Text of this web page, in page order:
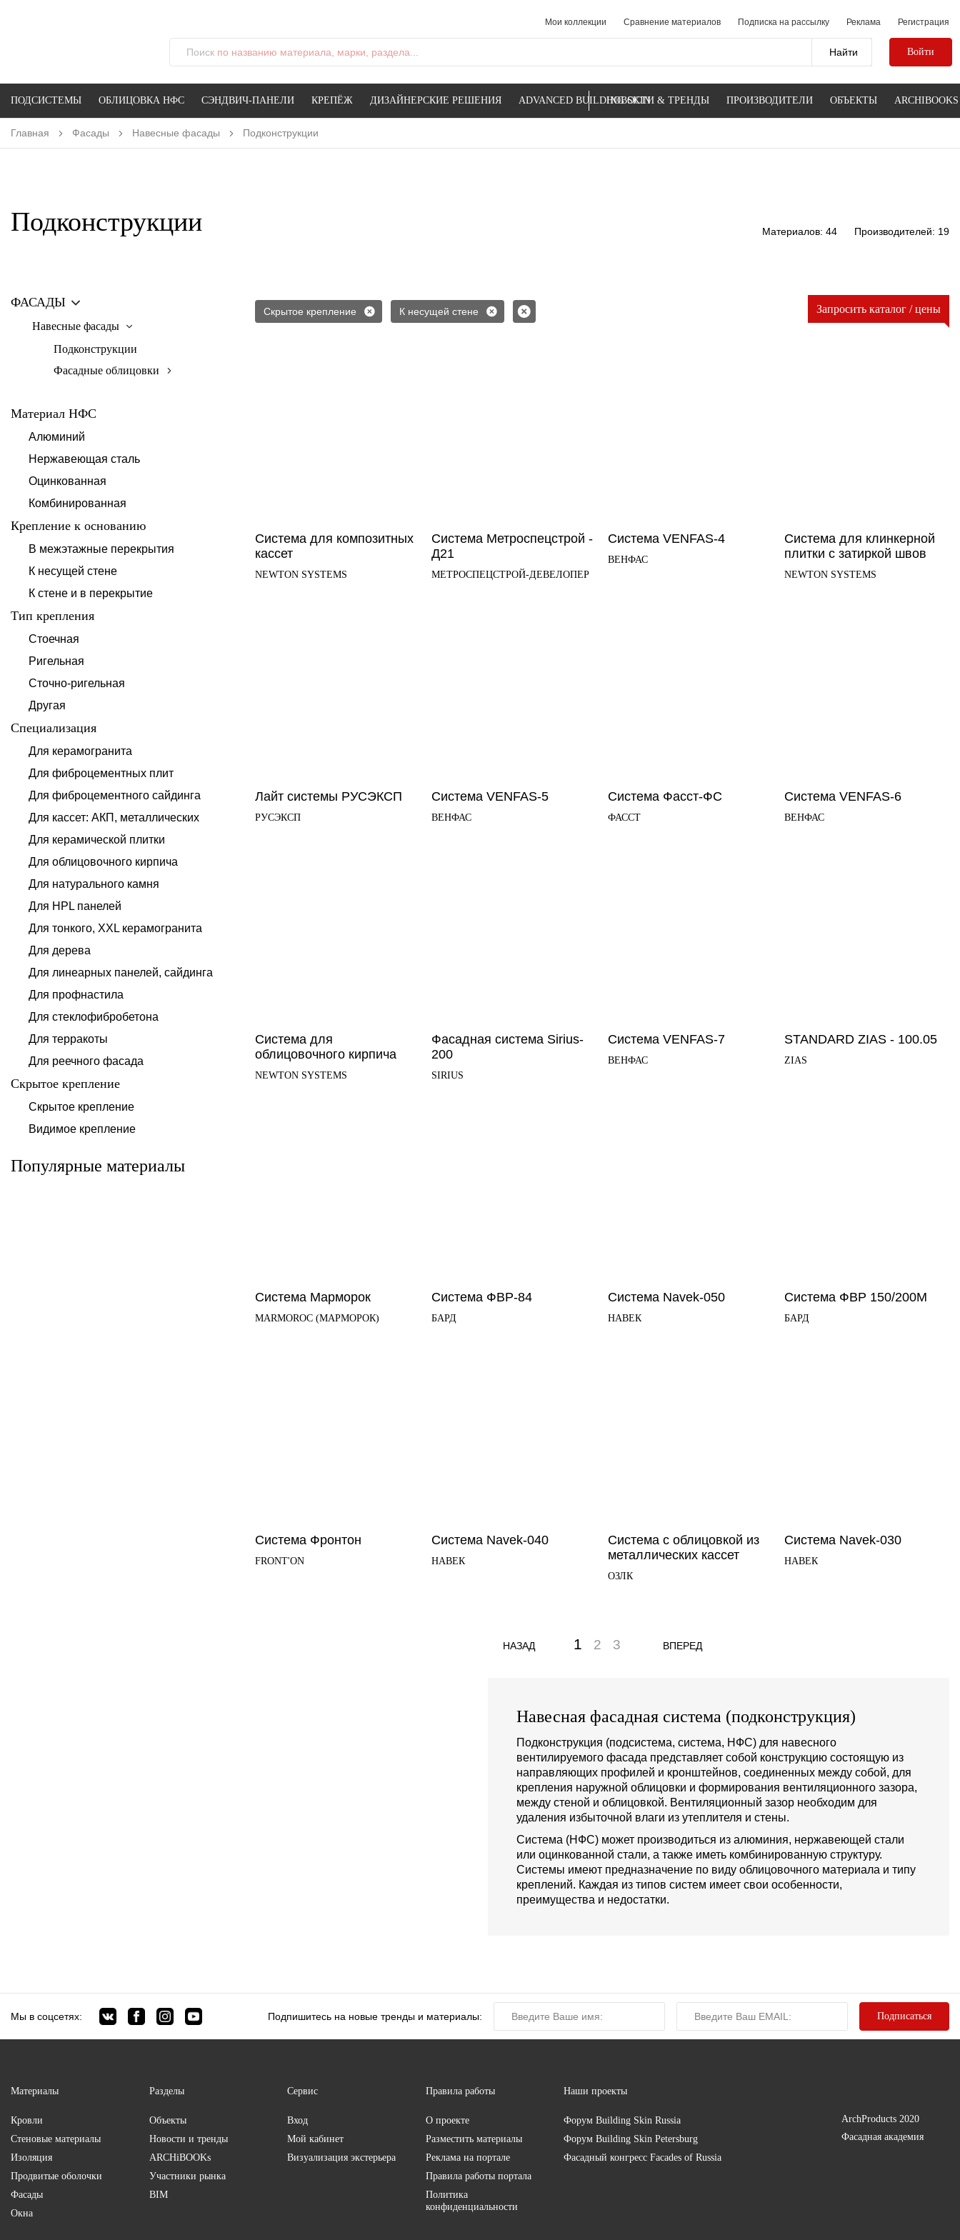
Мои коллекции Сравнение материалов Подписка на рассылку Реклама Регистрация
Поиск по названию материала, марки, раздела... Войти
ПОДСИСТЕМЫ ОБЛИЦОВКА НФС СЭНДВИЧ-ПАНЕЛИ КРЕПЁЖ ДИЗАЙНЕРСКИЕ РЕШЕНИЯ ADVANCED BUILDING SKINНОВОСТИ & ТРЕНДЫ ПРОИЗВОДИТЕЛИ ОБЪЕКТЫ ARCHIBOOKS
Главная Фасады Навесные фасады Подконструкции
Подконструкции Материалов: 44 Производителей: 19
ФАСАДЫ
Навесные фасады
Подконструкции
Фасадные облицовки
Материал НФС
Алюминий
Нержавеющая сталь
Оцинкованная
Комбинированная
Крепление к основанию
В межэтажные перекрытия
К несущей стене
К стене и в перекрытие
Тип крепления
Стоечная
Ригельная
Сточно-ригельная
Другая
Специализация
Для керамогранита
Для фиброцементных плит
Для фиброцементного сайдинга
Для кассет: АКП, металлических
Для керамической плитки
Для облицовочного кирпича
Для натурального камня
Для HPL панелей
Для тонкого, XXL керамогранита
Для дерева
Для линеарных панелей, сайдинга
Для профнастила
Для стеклофибробетона
Для терракоты
Для реечного фасада
Скрытое крепление
Скрытое крепление
Видимое крепление
Популярные материалы
Система для
облицовки
клинкерными
плитками «под
Альтернатива
Альтернатива
Скрытое крепление К несущей стене Запросить каталог / цены
Система для композитных
кассет
NEWTON SYSTEMS
Система Метроспецстрой -
Д21
МЕТРОСПЕЦСТРОЙ-ДЕВЕЛОПЕР
Система VENFAS-4
ВЕНФАС
Система для клинкерной
плитки с затиркой швов
NEWTON SYSTEMS
Лайт системы РУСЭКСП
РУСЭКСП
Система VENFAS-5
ВЕНФАС
Система Фасст-ФС
ФАССТ
Система VENFAS-6
ВЕНФАС
Система для
облицовочного кирпича
NEWTON SYSTEMS
Фасадная система Sirius-
200
SIRIUS
Система VENFAS-7
ВЕНФАС
STANDARD ZIAS - 100.05
ZIAS
Система Марморок
MARMOROC (МАРМОРОК)
Система ФВР-84
БАРД
Система Navek-050
НАВЕК
Система ФВР 150/200М
БАРД
Система Фронтон
FRONT'ON
Система Navek-040
НАВЕК
Система с облицовкой из
металлических кассет
ОЗЛК
Система Navek-030
НАВЕК
НАЗАД 1 2 3 ВПЕРЕД
Навесная фасадная система (подконструкция)
Подконструкция (подсистема, система, НФС) для навесного
вентилируемого фасада представляет собой конструкцию состоящую из
направляющих профилей и кронштейнов, соединенных между собой, для
крепления наружной облицовки и формирования вентиляционного зазора,
между стеной и облицовкой. Вентиляционный зазор необходим для
удаления избыточной влаги из утеплителя и стены.
Система (НФС) может производиться из алюминия, нержавеющей стали
или оцинкованной стали, а также иметь комбинированную структуру.
Системы имеют предназначение по виду облицовочного материала и типу
креплений. Каждая из типов систем имеет свои особенности,
преимущества и недостатки.
Мы в соцсетях: Подпишитесь на новые тренды и материалы:
Материалы
Кровли
Стеновые материалы
Изоляция
Продвитые оболочки
Фасады
Окна
Разделы
Объекты
Новости и тренды
ARCHiBOOKs
Участники рынка
BIM
Сервис
Вход
Мой кабинет
Визуализация экстерьера
Правила работы
О проекте
Разместить материалы
Реклама на портале
Правила работы портала
Политика
конфиденциальности
Наши проекты
ФорумBuilding Skin Russia
ФорумBuilding Skin Petersburg
Фасадный конгрессFacades of Russia
ArchProducts 2020
Фасадная академия